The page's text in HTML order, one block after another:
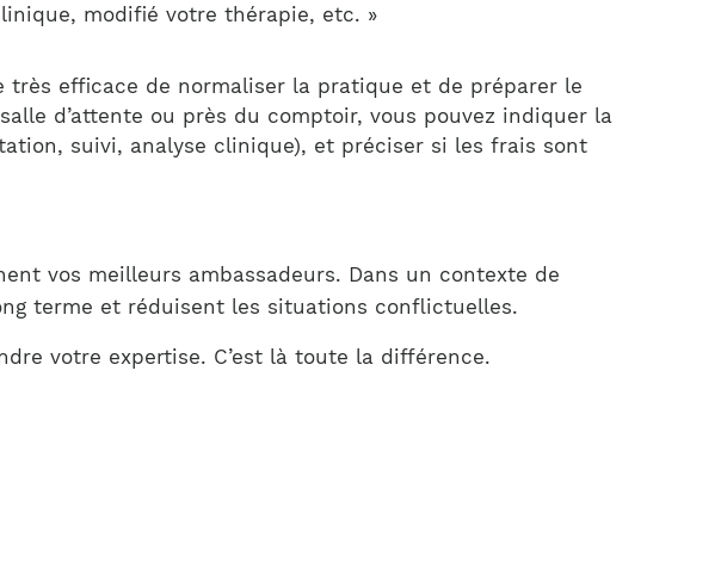
modifié votre thérapie, etc. »
efficace de normaliser la pratique et de préparer le
d’attente ou près du comptoir, vous pouvez indiquer la
suivi, analyse clinique), et préciser si les frais sont
vos meilleurs ambassadeurs. Dans un contexte de
terme et réduisent les situations conflictuelles.
votre expertise. C’est là toute la différence.